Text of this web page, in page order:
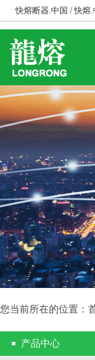
快熔断器.中国 / 快熔
您当前所在的位置：
产品中心